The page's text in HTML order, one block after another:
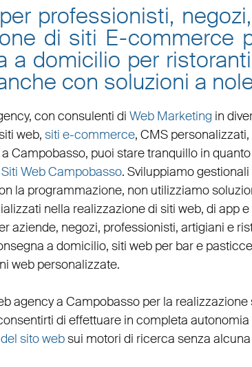
professionisti,
di siti E-commerce
a domicilio per
con soluzioni a
con consulenti di Web Marketing in
web, siti e-commerce, CMS personalizzati,
Campobasso, puoi stare tranquillo in
Web Campobasso. Sviluppiamo
la programmazione, non utilizziamo
nella realizzazione di siti web, di app
aziende, negozi, professionisti, artigiani e
a domicilio, siti web per bare
web personalizzate.
agency a Campobassoper la realizzazione
di effettuare in completa autonomia
sito websui motori di ricerca senza